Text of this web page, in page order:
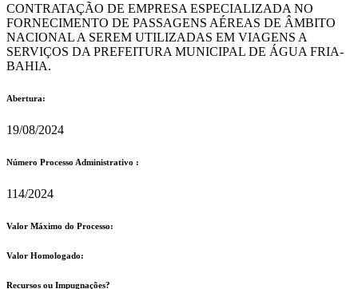
CONTRATAÇÃO DE EMPRESA ESPECIALIZADA NO
FORNECIMENTO DE PASSAGENS AÉREAS DE ÂMBITO
NACIONAL A SEREM UTILIZADAS EM VIAGENS A
SERVIÇOS DA PREFEITURA MUNICIPAL DE ÁGUA FRIA-
BAHIA.
Abertura:
19/08/2024
Número Processo Administrativo :
114/2024
Valor Máximo do Processo: ​
Valor Homologado: ​
Recursos ou Impugnações? ​